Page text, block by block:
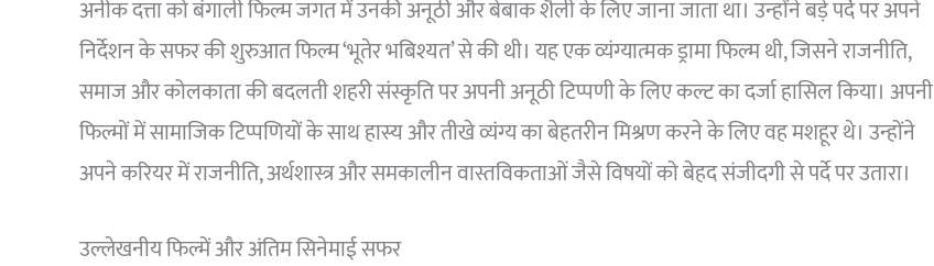
अनीक दत्ता को बंगाली फिल्म जगत में उनकी अनूठी और बेबाक शैली के लिए जाना जाता था। उन्होंने बड़े पर्दे पर अपने
निर्देशन के सफर की शुरुआत फिल्म ‘भूतेर भबिश्यत’ से की थी। यह एक व्यंग्यात्मक ड्रामा फिल्म थी, जिसने राजनीति,
समाज और कोलकाता की बदलती शहरी संस्कृति पर अपनी अनूठी टिप्पणी के लिए कल्ट का दर्जा हासिल किया। अपनी
फिल्मों में सामाजिक टिप्पणियों के साथ हास्य और तीखे व्यंग्य का बेहतरीन मिश्रण करने के लिए वह मशहूर थे। उन्होंने
अपने करियर में राजनीति, अर्थशास्त्र और समकालीन वास्तविकताओं जैसे विषयों को बेहद संजीदगी से पर्दे पर उतारा।
उल्लेखनीय फिल्में और अंतिम सिनेमाई सफर